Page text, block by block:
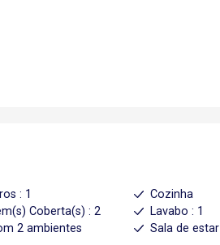
: 1
Cozinha
Coberta(s) : 2
Lavabo : 1
2 ambientes
Sala de estar